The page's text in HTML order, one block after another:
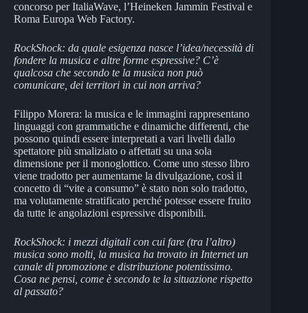
concorso per ItaliaWave, l’Heineken Jammin Festival e
Roma Europa Web Factory.
RockShock: da quale esigenza nasce l’idea/necessità di
fondere la musica e altre forme espressive? C’è
qualcosa che secondo te la musica non può
comunicare, dei territori in cui non arriva?
Filippo Morera: la musica e le immagini rappresentano
linguaggi con grammatiche e dinamiche differenti, che
possono quindi essere interpretati a vari livelli dallo
spettatore più smaliziato o affettati su una sola
dimensione per il monoglottico. Come uno stesso libro
viene tradotto per aumentarne la divulgazione, così il
concetto di “vite a consumo” è stato non solo tradotto,
ma volutamente stratificato perché potesse essere fruito
da tutte le angolazioni espressive disponibili.
RockShock: i mezzi digitali con cui fare (tra l’altro)
musica sono molti, la musica ha trovato in Internet un
canale di promozione e distribuzione potentissimo.
Cosa ne pensi, come è secondo te la situazione rispetto
al passato?